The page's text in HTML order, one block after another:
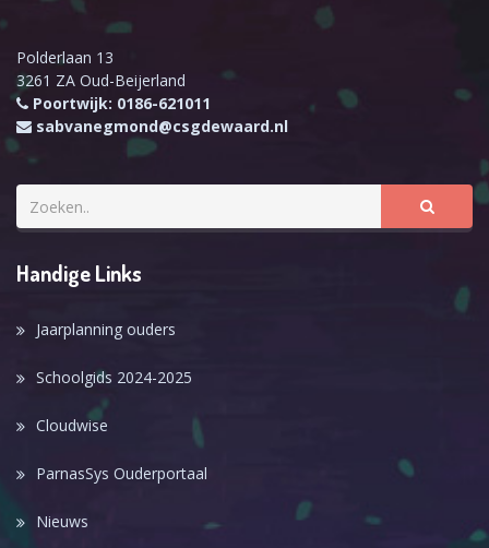
Polderlaan 13
3261 ZA Oud-Beijerland
Poortwijk: 0186-621011
sabvanegmond@csgdewaard.nl
Handige Links
Jaarplanning ouders
Schoolgids 2024-2025
Cloudwise
ParnasSys Ouderportaal
Nieuws